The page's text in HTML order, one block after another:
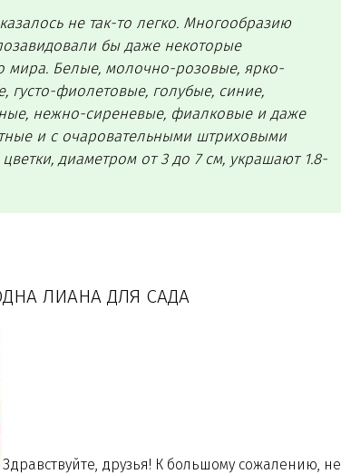
не так-то легко. Многообразию
бы даже некоторые
мира. Белые, молочно-розовые, ярко-
фиолетовые, голубые, синие,
нежно-сиреневые, фиалковые и даже
и с очаровательными штриховыми
диаметром от 3 до 7 см, украшают 1.8-
ЛИАНА ДЛЯ САДА
Здравствуйте, друзья! К большому сожалению, не